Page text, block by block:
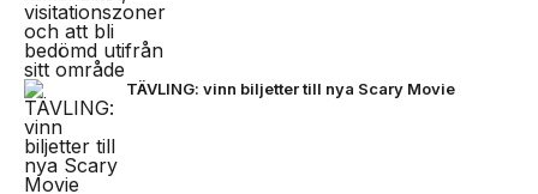
TÄVLING: vinn biljetter till nya Scary Movie